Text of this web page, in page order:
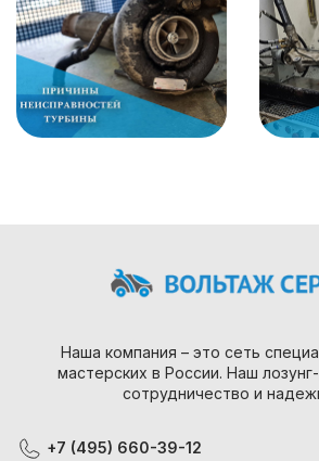
Наша компания – это сеть
мастерских в России. Наш
сотрудничество и
+7 (495) 660-39-12